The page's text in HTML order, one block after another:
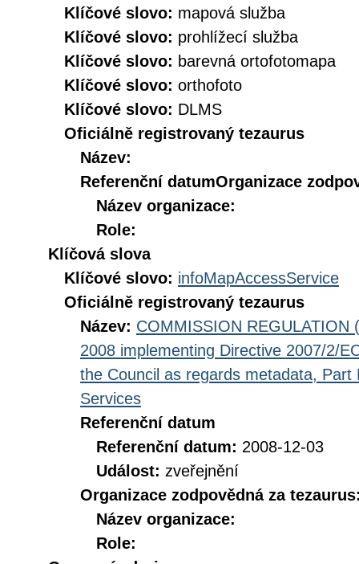
Klíčové slovo: mapová služba
Klíčové slovo: prohlížecí služba
Klíčové slovo: barevná ortofotomapa
Klíčové slovo: orthofoto
Klíčové slovo: DLMS
Oficiálně registrovaný tezaurus
Název:
Referenční datumOrganizace
Název organizace:
Role:
Klíčová slova
Klíčové slovo: infoMapAccessService
Oficiálně registrovaný tezaurus
Název: COMMISSION REGULATION
2008 implementing Directive 2007/2/
the Council as regards metadata,
Services
Referenční datum
Referenční datum: 2008-12-03
Událost: zveřejnění
Organizace zodpovědná za
Název organizace:
Role: